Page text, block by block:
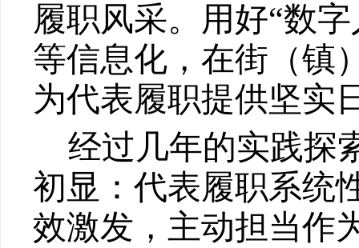
履职风采。用好“数
等信息化，在街 （镇
为代表履职提供坚实
经过几年的实践探
初显 ： 代表履职系统
效激发，主动担当作